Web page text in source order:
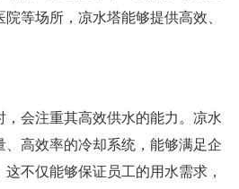
等场所，凉水塔能够提供高效、
，会注重其高效供水的能力。凉水
、高效率的冷却系统，能够满足企
不仅能够保证员工的用水需求，